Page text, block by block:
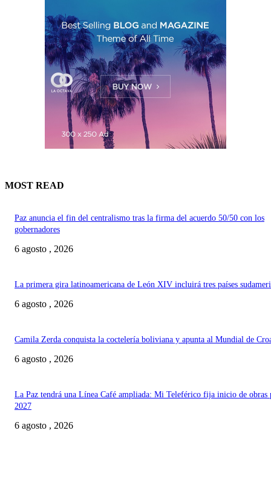
MOST READ
Paz anuncia el fin del centralismo tras la firma del acuerdo 50/50 con los
gobernadores
6 agosto , 2026
La primera gira latinoamericana de León XIV incluirá tres países
6 agosto , 2026
Camila Zerda conquista la coctelería boliviana y apunta al Mundial de
6 agosto , 2026
La Paz tendrá una Línea Café ampliada: Mi Teleférico fija inicio de obras
2027
6 agosto , 2026